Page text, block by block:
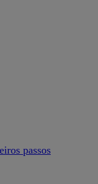
passos